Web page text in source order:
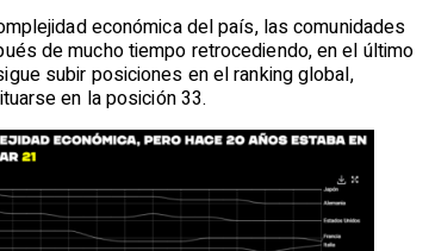
económica del país, las comunidades
de mucho tiempo retrocediendo, en el último
subir posiciones en el ranking global,
en la posición 33.